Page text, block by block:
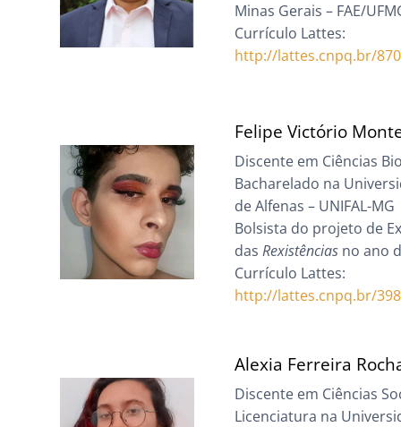
Minas Gerais – FAE/
Currículo Lattes:
http://lattes.cnpq.br/
Felipe Victório
Discente em Ciências
Bacharelado na
de Alfenas – UNIFAL-MG
Bolsista do projeto de
dasRexistências no ano
Currículo Lattes:
http://lattes.cnpq.br/
Alexia Ferreira
Discente em Ciências
Licenciatura na